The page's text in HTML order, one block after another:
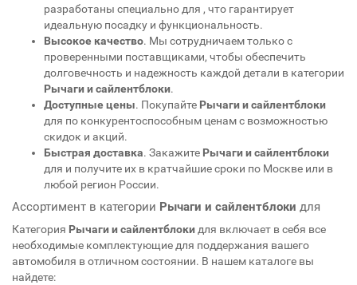
разработаны специально для , что гарантирует
идеальную посадку и функциональность.
Высокое качество. Мы сотрудничаем только с
проверенными поставщиками, чтобы обеспечить
долговечность и надежность каждой детали в категории
Рычаги и сайлентблоки.
Доступные цены. Покупайте Рычаги и сайлентблоки
для по конкурентоспособным ценам с возможностью
скидок и акций.
Быстрая доставка. Закажите Рычаги и сайлентблоки
для и получите их в кратчайшие сроки по Москве или в
любой регион России.
Ассортимент в категории Рычаги и сайлентблоки для
Категория Рычаги и сайлентблоки для включает в себя все
необходимые комплектующие для поддержания вашего
автомобиля в отличном состоянии. В нашем каталоге вы
найдете: